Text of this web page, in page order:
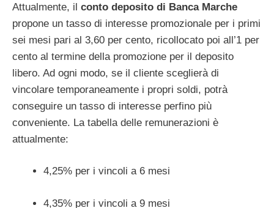
Attualmente, il conto deposito di Banca Marche
propone un tasso di interesse promozionale per i primi
sei mesi pari al 3,60 per cento, ricollocato poi all’1 per
cento al termine della promozione per il deposito
libero. Ad ogni modo, se il cliente sceglierà di
vincolare temporaneamente i propri soldi, potrà
conseguire un tasso di interesse perfino più
conveniente. La tabella delle remunerazioni è
attualmente:
4,25% per i vincoli a 6 mesi
4,35% per i vincoli a 9 mesi